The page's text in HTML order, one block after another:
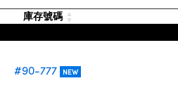
庫存號碼
#90-777 NEW